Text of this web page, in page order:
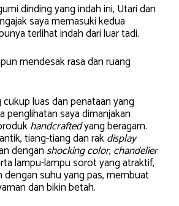
dinding yang indah ini, Utari dan
saya memasuki kedua
terlihat indah dari luar tadi.
mendesak rasa dan ruang
luas dan penataan yang
penglihatan saya dimanjakan
handcraftedyang beragam.
tiang-tiang dan rakdisplay
dengan shocking color, chandelier
lampu-lampu sorot yang atraktif,
dengan suhu yang pas, membuat
dan bikin betah.